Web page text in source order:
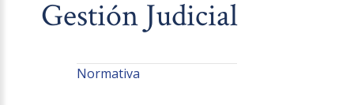
Gestión Judicial
Normativa